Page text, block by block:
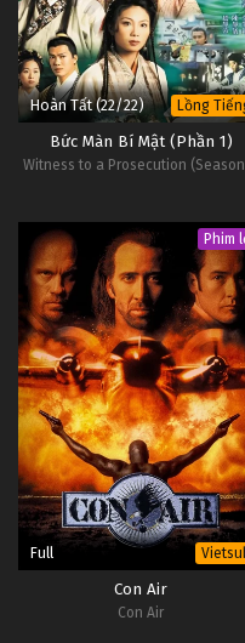
Hoàn Tất (22/22) Lồng
Bức Màn Bí Mật (Phần 1)
Witness to a Prosecution (Season
Phim
Full
Con Air
Con Air